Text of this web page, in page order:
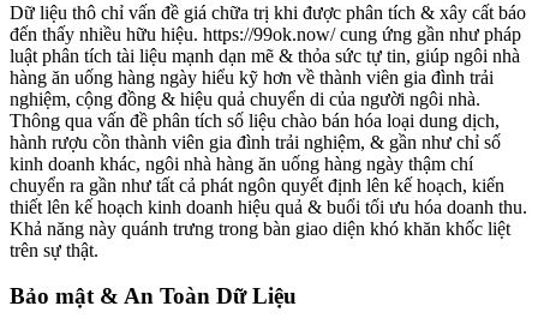
Dữ liệu thô chỉ vấn đề giá chữa trị khi được phân tích & xây cất báo
đến thấy nhiều hữu hiệu. https://99ok.now/ cung ứng gần như pháp
luật phân tích tài liệu mạnh dạn mẽ & thỏa sức tự tin, giúp ngôi nhà
hàng ăn uống hàng ngày hiểu kỹ hơn về thành viên gia đình trải
nghiệm, cộng đồng & hiệu quả chuyển di của người ngôi nhà.
Thông qua vấn đề phân tích số liệu chào bán hóa loại dung dịch,
hành rượu cồn thành viên gia đình trải nghiệm, & gần như chỉ số
kinh doanh khác, ngôi nhà hàng ăn uống hàng ngày thậm chí
chuyển ra gần như tất cả phát ngôn quyết định lên kế hoạch, kiến
thiết lên kế hoạch kinh doanh hiệu quả & buổi tối ưu hóa doanh thu.
Khả năng này quánh trưng trong bàn giao diện khó khăn khốc liệt
trên sự thật.
Bảo mật & An Toàn Dữ Liệu